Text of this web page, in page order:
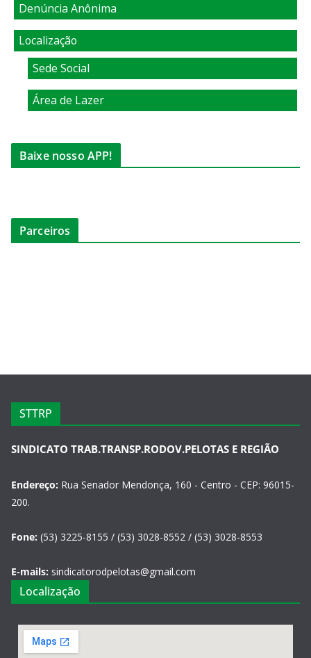
Denúncia Anônima
Localização
Sede Social
Área de Lazer
Baixe nosso APP!
Parceiros
STTRP
SINDICATO TRAB.TRANSP.RODOV.PELOTAS E REGIÃO
Endereço: Rua Senador Mendonça, 160 - Centro - CEP: 96015-
200.
Fone: (53) 3225-8155 / (53) 3028-8552 / (53) 3028-8553
E-mails: sindicatorodpelotas@gmail.com
Localização